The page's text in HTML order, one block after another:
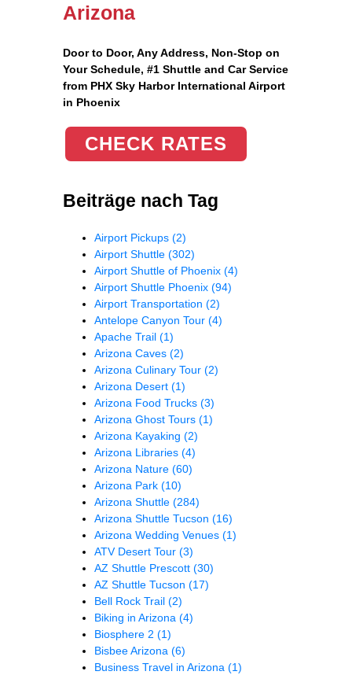
Arizona
Door to Door, Any Address, Non-Stop on
Your Schedule, #1 Shuttle and Car Service
from PHX Sky Harbor International Airport
in Phoenix
CHECK RATES
Beiträge nach Tag
Airport Pickups (2)
Airport Shuttle (302)
Airport Shuttle of Phoenix (4)
Airport Shuttle Phoenix (94)
Airport Transportation (2)
Antelope Canyon Tour (4)
Apache Trail (1)
Arizona Caves (2)
Arizona Culinary Tour (2)
Arizona Desert (1)
Arizona Food Trucks (3)
Arizona Ghost Tours (1)
Arizona Kayaking (2)
Arizona Libraries (4)
Arizona Nature (60)
Arizona Park (10)
Arizona Shuttle (284)
Arizona Shuttle Tucson (16)
Arizona Wedding Venues (1)
ATV Desert Tour (3)
AZ Shuttle Prescott (30)
AZ Shuttle Tucson (17)
Bell Rock Trail (2)
Biking in Arizona (4)
Biosphere 2 (1)
Bisbee Arizona (6)
Business Travel in Arizona (1)